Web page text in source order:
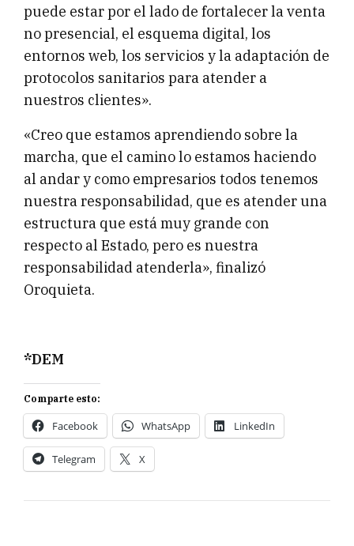
puede estar por el lado de fortalecer la venta
no presencial, el esquema digital, los
entornos web, los servicios y la adaptación de
protocolos sanitarios para atender a
nuestros clientes».
«Creo que estamos aprendiendo sobre la
marcha, que el camino lo estamos haciendo
al andar y como empresarios todos tenemos
nuestra responsabilidad, que es atender una
estructura que está muy grande con
respecto al Estado, pero es nuestra
responsabilidad atenderla», finalizó
Oroquieta.
*DEM
Comparte esto:
Facebook WhatsApp LinkedIn
Telegram X